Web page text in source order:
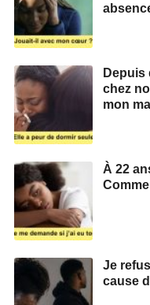
Depuis
chez
mon
À 22
Je
cause